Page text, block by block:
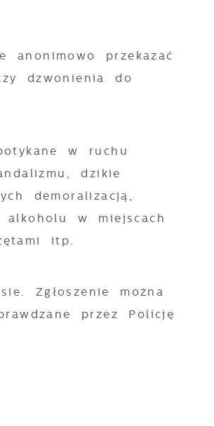
anonimowo przekazać
dzwonienia do
w ruchu
dzikie
demoralizacją,
alkoholu w miejscach
itp.
Zgłoszenie można
przez Policję